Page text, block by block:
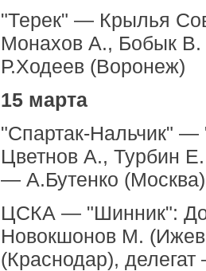
"Терек" — Крылья
Монахов А., Бобык
Р.Ходеев (Воронеж)
15 марта
"Спартак-Нальчик"
Цветнов А., Турбин
— А.Бутенко (Москва)
ЦСКА — "Шинник":
Новокшонов М.
(Краснодар),